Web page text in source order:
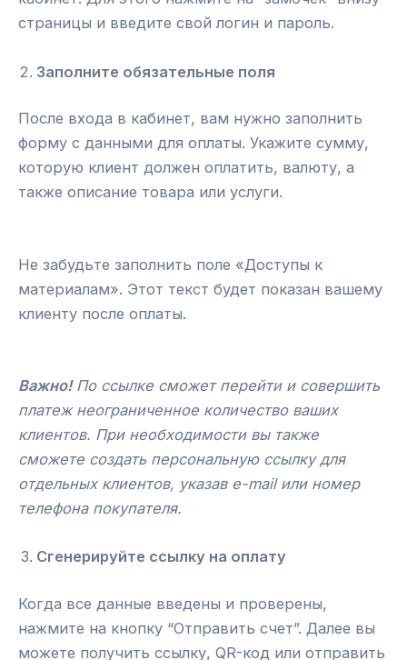
страницы и введите свой логин и пароль.
Заполните обязательные поля
После входа в кабинет, вам нужно заполнить
форму с данными для оплаты. Укажите сумму,
которую клиент должен оплатить, валюту, а
также описание товара или услуги.
Не забудьте заполнить поле «Доступы к
материалам». Этот текст будет показан вашему
клиенту после оплаты.
Важно!По ссылке сможет перейти и совершить
платеж неограниченное количество ваших
клиентов. При необходимости вы также
сможете создать персональную ссылку для
отдельных клиентов, указав e-mail или номер
телефона покупателя.
Сгенерируйте ссылку на оплату
Когда все данные введены и проверены,
нажмите на кнопку “Отправить счет”. Далее вы
можете получить ссылку, QR-код или отправить